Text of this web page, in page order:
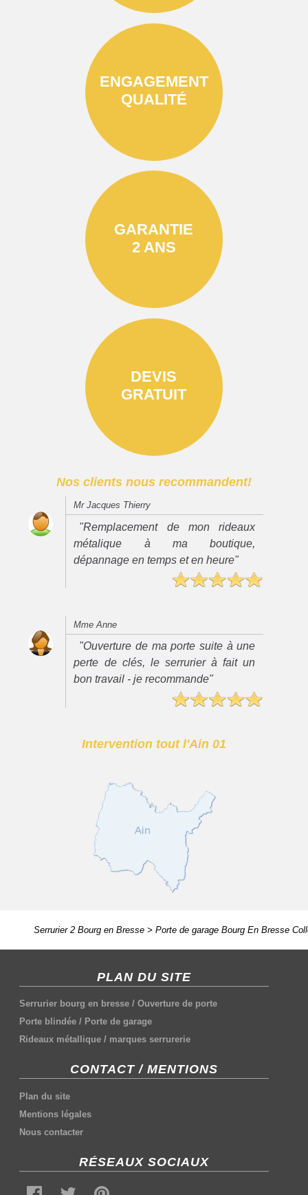
ENGAGEMENT
QUALITÉ
GARANTIE
2 ANS
DEVIS
GRATUIT
Nos clients nous recommandent!
Mr Jacques Thierry
"Remplacement de mon rideaux
métalique à ma boutique,
dépannage en temps et en heure"
Mme Anne
"Ouverture de ma porte suite à une
perte de clés, le serrurier à fait un
bon travail - je recommande"
Intervention tout l'Ain 01
Serrurier 2 Bourg en Bresse> Porte de garage Bourg En Bresse
PLAN DU SITE
Serrurier bourg en bresse /Ouverture de porte
Porte blindée / Porte de garage
Rideaux métallique / marques serrurerie
CONTACT / MENTIONS
Plan du site
Mentions légales
Nous contacter
RÉSEAUX SOCIAUX